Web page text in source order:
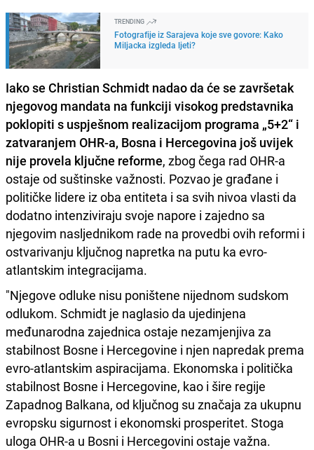
TRENDING
Fotografije iz Sarajeva koje sve govore: Kako
Miljacka izgleda ljeti?
Iako se Christian Schmidt nadao da će se završetak
njegovog mandata na funkciji visokog predstavnika
poklopiti s uspješnom realizacijom programa „5+2“ i
zatvaranjem OHR-a, Bosna i Hercegovina još uvijek
nije provela ključne reforme, zbog čega rad OHR-a
ostaje od suštinske važnosti. Pozvao je građane i
političke lidere iz oba entiteta i sa svih nivoa vlasti da
dodatno intenziviraju svoje napore i zajedno sa
njegovim nasljednikom rade na provedbi ovih reformi i
ostvarivanju ključnog napretka na putu ka evro-
atlantskim integracijama.
"Njegove odluke nisu poništene nijednom sudskom
odlukom. Schmidt je naglasio da ujedinjena
međunarodna zajednica ostaje nezamjenjiva za
stabilnost Bosne i Hercegovine i njen napredak prema
evro-atlantskim aspiracijama. Ekonomska i politička
stabilnost Bosne i Hercegovine, kao i šire regije
Zapadnog Balkana, od ključnog su značaja za ukupnu
evropsku sigurnost i ekonomski prosperitet. Stoga
uloga OHR-a u Bosni i Hercegovini ostaje važna.